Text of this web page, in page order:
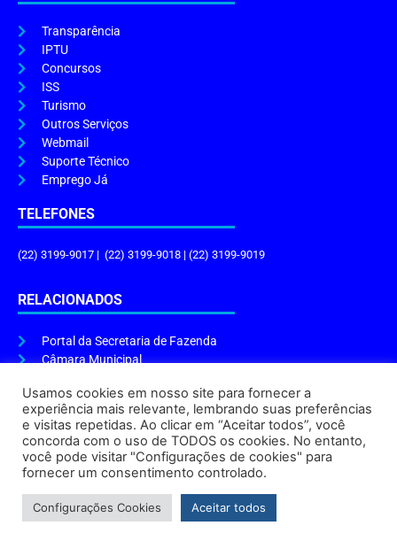
Transparência
IPTU
Concursos
ISS
Turismo
Outros Serviços
Webmail
Suporte Técnico
Emprego Já
TELEFONES
(22) 3199-9017 | (22) 3199-9018 | (22) 3199-9019
RELACIONADOS
Portal da Secretaria de Fazenda
Câmara Municipal
ENDEREÇO E HORÁRIO
Endereço:Praça Tiradentes, s/n – Centro, Cabo Frio – RJ, 28906-290
Atendimento do Protocolo Geral da Prefeitura:9h às 16h
Horário de Funcionamento:8h às 17h
Usamos cookies em nosso site para fornecer a
experiência mais relevante, lembrando suas preferências
e visitas repetidas. Ao clicar em “Aceitar todos”, você
concorda com o uso de TODOS os cookies. No entanto,
você pode visitar "Configurações de cookies" para
fornecer um consentimento controlado.
Configurações Cookies Aceitar todos